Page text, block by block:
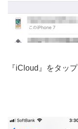
『iCloud』をタップ